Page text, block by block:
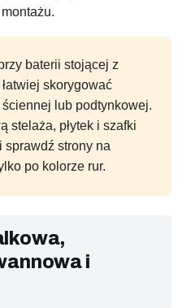
baterii stojącej z
skorygować
ściennej lub podtynkowej.
stelaża, płytek i szafki
sprawdź strony na
po kolorze rur.
i